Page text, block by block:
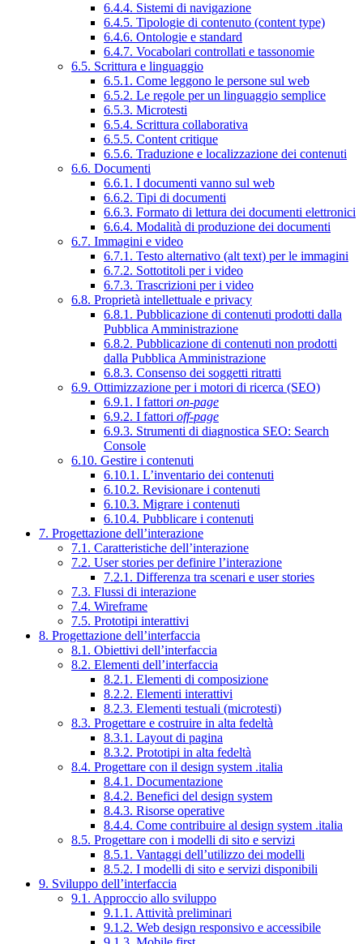
6.4.4. Sistemi di navigazione
6.4.5. Tipologie di contenuto (content type)
6.4.6. Ontologie e standard
6.4.7. Vocabolari controllati e tassonomie
6.5. Scrittura e linguaggio
6.5.1. Come leggono le persone sul web
6.5.2. Le regole per un linguaggio semplice
6.5.3. Microtesti
6.5.4. Scrittura collaborativa
6.5.5. Content critique
6.5.6. Traduzione e localizzazione dei contenuti
6.6. Documenti
6.6.1. I documenti vanno sul web
6.6.2. Tipi di documenti
6.6.3. Formato di lettura dei documenti elettronici
6.6.4. Modalità di produzione dei documenti
6.7. Immagini e video
6.7.1. Testo alternativo (alt text) per le immagini
6.7.2. Sottotitoli per i video
6.7.3. Trascrizioni per i video
6.8. Proprietà intellettuale e privacy
6.8.1. Pubblicazione di contenuti prodotti dalla
Pubblica Amministrazione
6.8.2. Pubblicazione di contenuti non prodotti
dalla Pubblica Amministrazione
6.8.3. Consenso dei soggetti ritratti
6.9. Ottimizzazione per i motori di ricerca (SEO)
6.9.1. I fattori on-page
6.9.2. I fattori off-page
6.9.3. Strumenti di diagnostica SEO: Search
Console
6.10. Gestire i contenuti
6.10.1. L’inventario dei contenuti
6.10.2. Revisionare i contenuti
6.10.3. Migrare i contenuti
6.10.4. Pubblicare i contenuti
7. Progettazione dell’interazione
7.1. Caratteristiche dell’interazione
7.2. User stories per definire l’interazione
7.2.1. Differenza tra scenari e user stories
7.3. Flussi di interazione
7.4. Wireframe
7.5. Prototipi interattivi
8. Progettazione dell’interfaccia
8.1. Obiettivi dell’interfaccia
8.2. Elementi dell’interfaccia
8.2.1. Elementi di composizione
8.2.2. Elementi interattivi
8.2.3. Elementi testuali (microtesti)
8.3. Progettare e costruire in alta fedeltà
8.3.1. Layout di pagina
8.3.2. Prototipi in alta fedeltà
8.4. Progettare con il design system .italia
8.4.1. Documentazione
8.4.2. Benefici del design system
8.4.3. Risorse operative
8.4.4. Come contribuire al design system .italia
8.5. Progettare con i modelli di sito e servizi
8.5.1. Vantaggi dell’utilizzo dei modelli
8.5.2. I modelli di sito e servizi disponibili
9. Sviluppo dell’interfaccia
9.1. Approccio allo sviluppo
9.1.1. Attività preliminari
9.1.2. Web design responsivo e accessibile